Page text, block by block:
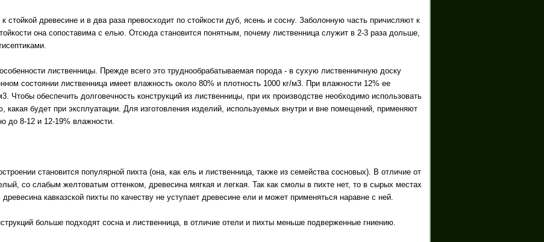
стойкой древесине и в два раза превосходит по стойкости дуб, ясень и сосну. Заболонную часть причисляют к
она сопоставима с елью. Отсюда становится понятным, почему лиственница служит в 2-3 раза дольше,
лиственницы. Прежде всего это труднообрабатываемая порода - в сухую лиственничную доску
состоянии лиственница имеет влажность около 80% и плотность 1000 кг/м3. При влажности 12% ее
Чтобы обеспечить долговечность конструкций из лиственницы, при их производстве необходимо использовать
какая будет при эксплуатации. Для изготовления изделий, используемых внутри и вне помещений, применяют
до 8-12 и 12-19% влажности.
становится популярной пихта (она, как ель и лиственница, также из семейства сосновых). В отличие от
со слабым желтоватым оттенком, древесина мягкая и легкая. Так как смолы в пихте нет, то в сырых местах
кавказской пихты по качеству не уступает древесине ели и может применяться наравне с ней.
больше подходят сосна и лиственница, в отличие отели и пихты меньше подверженные гниению.